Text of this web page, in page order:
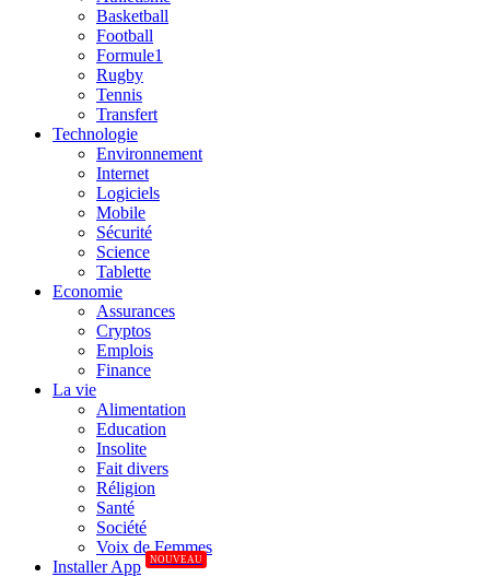
Basketball
Football
Formule1
Rugby
Tennis
Transfert
Technologie
Environnement
Internet
Logiciels
Mobile
Sécurité
Science
Tablette
Economie
Assurances
Cryptos
Emplois
Finance
La vie
Alimentation
Education
Insolite
Fait divers
Réligion
Santé
Société
Voix de Femmes
Installer App
NOUVEAU